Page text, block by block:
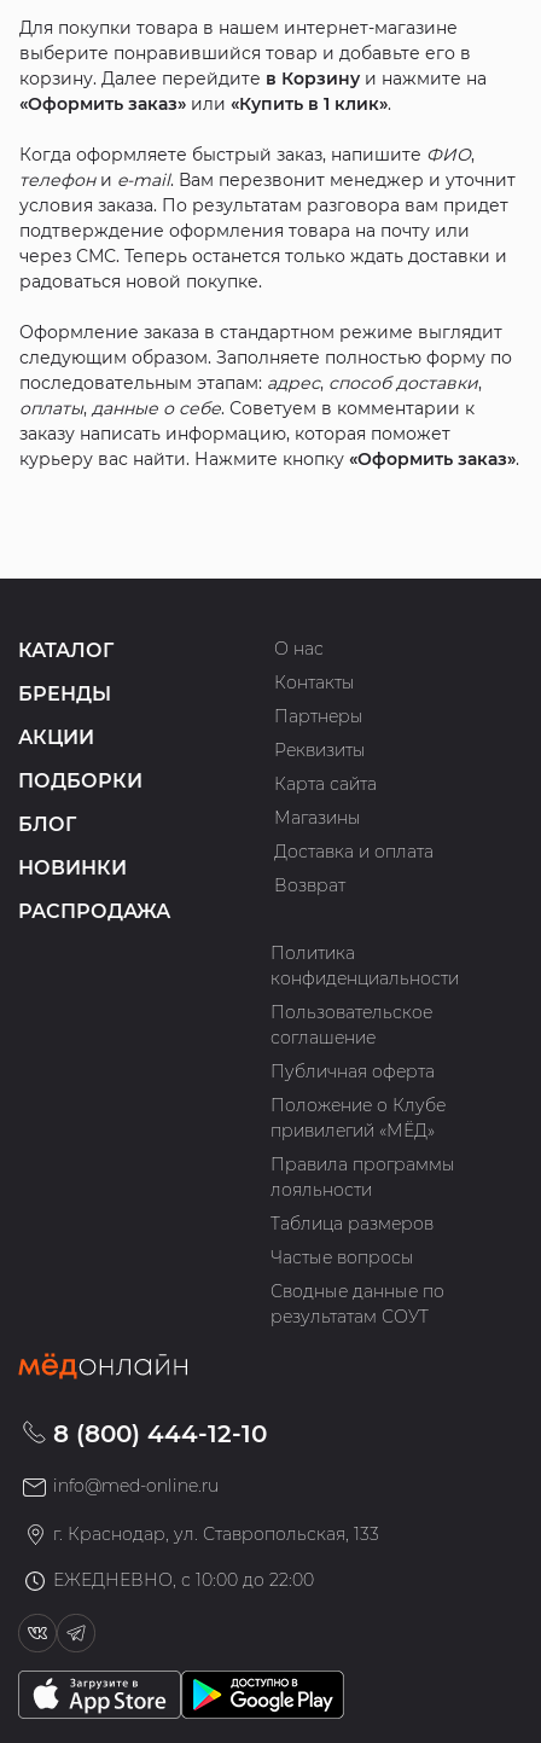
Для покупки товара в нашем интернет-магазине
выберите понравившийся товар и добавьте его в
корзину. Далее перейдите в Корзинуи нажмите на
«Оформить заказ»или «Купить в 1 клик».
Когда оформляете быстрый заказ, напишите ФИО,
телефони e-mail. Вам перезвонит менеджер и уточнит
условия заказа. По результатам разговора вам придет
подтверждение оформления товара на почту или
через СМС. Теперь останется только ждать доставки и
радоваться новой покупке.
Оформление заказа в стандартном режиме выглядит
следующим образом. Заполняете полностью форму по
последовательным этапам: адрес, способ доставки,
оплаты, данные о себе. Советуем в комментарии к
заказу написать информацию, которая поможет
курьеру вас найти. Нажмите кнопку «Оформить заказ».
КАТАЛОГ
БРЕНДЫ
АКЦИИ
ПОДБОРКИ
БЛОГ
НОВИНКИ
РАСПРОДАЖА
О нас
Контакты
Партнеры
Реквизиты
Карта сайта
Магазины
Доставка и оплата
Возврат
Политика
конфиденциальности
Пользовательское
соглашение
Публичная оферта
Положение о Клубе
привилегий «МЁД»
Правила программы
лояльности
Таблица размеров
Частые вопросы
Сводные данные по
результатам СОУТ
8 (800) 444-12-10
info@med-online.ru
г. Краснодар, ул. Ставропольская, 133
ЕЖЕДНЕВНО, с 10:00 до 22:00